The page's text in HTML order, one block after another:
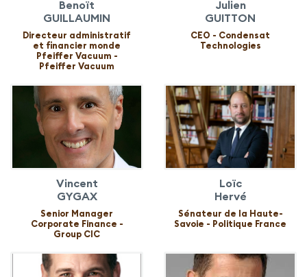
Benoït
GUILLAUMIN
Directeur administratif
et financier monde
Pfeiffer Vacuum -
Pfeiffer Vacuum
Julien
GUITTON
CEO - Condensat
Technologies
Vincent
GYGAX
Senior Manager
Corporate Finance -
Group CIC
Loïc
Hervé
Sénateur de la Haute-
Savoie - Politique France